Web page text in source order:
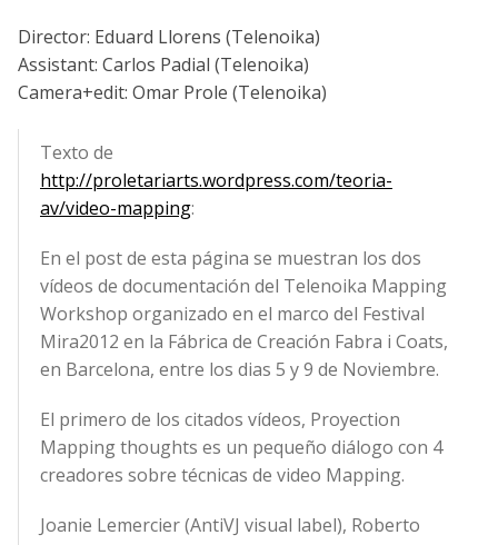
Director: Eduard Llorens (Telenoika)
Assistant: Carlos Padial (Telenoika)
Camera+edit: Omar Prole (Telenoika)
Texto de
http://proletariarts.wordpress.com/teoria-
av/video-mapping:
En el post de esta página se muestran los dos
vídeos de documentación del Telenoika Mapping
Workshop organizado en el marco del Festival
Mira2012 en la Fábrica de Creación Fabra i Coats,
en Barcelona, entre los dias 5 y 9 de Noviembre.
El primero de los citados vídeos, Proyection
Mapping thoughts es un pequeño diálogo con 4
creadores sobre técnicas de video Mapping.
Joanie Lemercier (AntiVJ visual label), Roberto